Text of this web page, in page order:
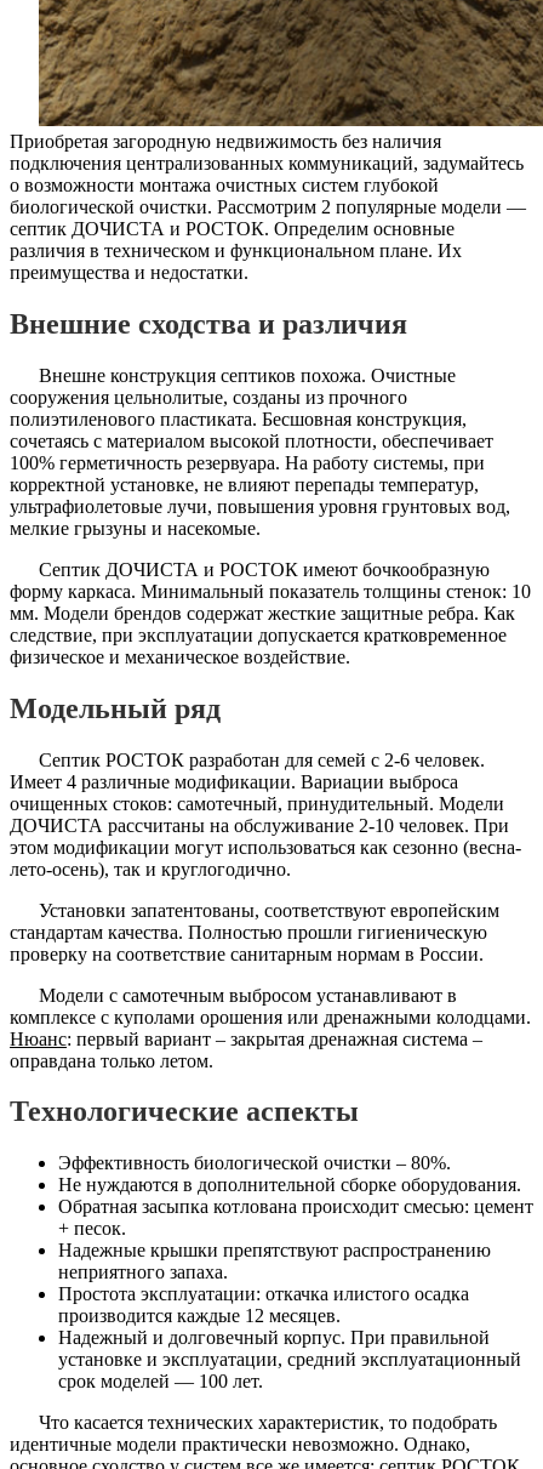
Приобретая загородную недвижимость без наличия
подключения централизованных коммуникаций, задумайтесь
о возможности монтажа очистных систем глубокой
биологической очистки. Рассмотрим 2 популярные модели —
септик ДОЧИСТА и РОСТОК. Определим основные
различия в техническом и функциональном плане. Их
преимущества и недостатки.
Внешние сходства и различия
Внешне конструкция септиков похожа. Очистные
сооружения цельнолитые, созданы из прочного
полиэтиленового пластиката. Бесшовная конструкция,
сочетаясь с материалом высокой плотности, обеспечивает
100% герметичность резервуара. На работу системы, при
корректной установке, не влияют перепады температур,
ультрафиолетовые лучи, повышения уровня грунтовых вод,
мелкие грызуны и насекомые.
Септик ДОЧИСТА и РОСТОК имеют бочкообразную
форму каркаса. Минимальный показатель толщины стенок: 10
мм. Модели брендов содержат жесткие защитные ребра. Как
следствие, при эксплуатации допускается кратковременное
физическое и механическое воздействие.
Модельный ряд
Септик РОСТОК разработан для семей с 2-6 человек.
Имеет 4 различные модификации. Вариации выброса
очищенных стоков: самотечный, принудительный. Модели
ДОЧИСТА рассчитаны на обслуживание 2-10 человек. При
этом модификации могут использоваться как сезонно (весна-
лето-осень), так и круглогодично.
Установки запатентованы, соответствуют европейским
стандартам качества. Полностью прошли гигиеническую
проверку на соответствие санитарным нормам в России.
Модели с самотечным выбросом устанавливают в
комплексе с куполами орошения или дренажными колодцами.
Нюанс: первый вариант – закрытая дренажная система –
оправдана только летом.
Технологические аспекты
Эффективность биологической очистки – 80%.
Не нуждаются в дополнительной сборке оборудования.
Обратная засыпка котлована происходит смесью: цемент
+ песок.
Надежные крышки препятствуют распространению
неприятного запаха.
Простота эксплуатации: откачка илистого осадка
производится каждые 12 месяцев.
Надежный и долговечный корпус. При правильной
установке и эксплуатации, средний эксплуатационный
срок моделей — 100 лет.
Что касается технических характеристик, то подобрать
идентичные модели практически невозможно. Однако,